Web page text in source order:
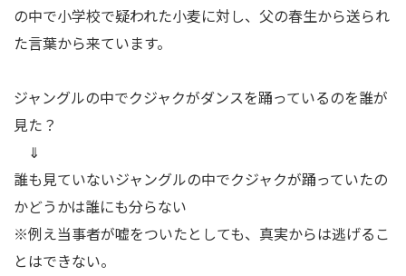
の中で小学校で疑われた小麦に対し、父の春生から送られ
た言葉から来ています。
ジャングルの中でクジャクがダンスを踊っているのを誰が
見た？
⇓
誰も見ていないジャングルの中でクジャクが踊っていたの
かどうかは誰にも分らない
※例え当事者が嘘をついたとしても、真実からは逃げるこ
とはできない。